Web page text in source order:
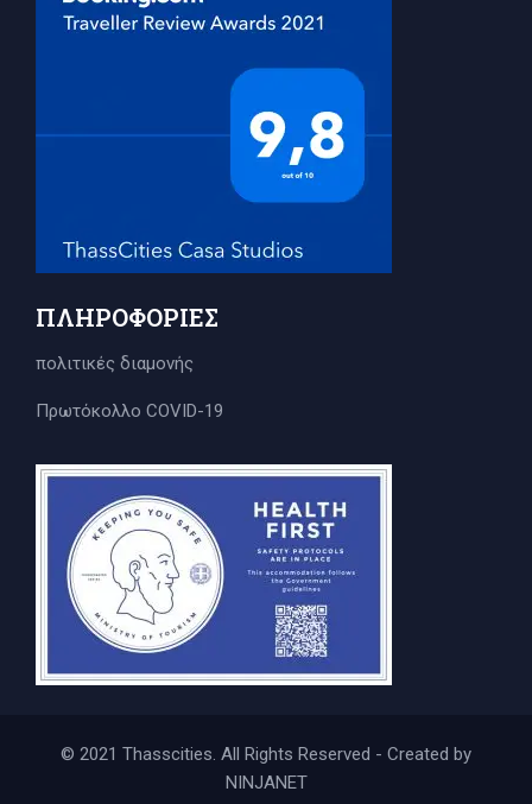
ΠΛΗΡΟΦΟΡΊΕΣ
πολιτικές διαμονής
Πρωτόκολλο COVID-19
© 2021 Thasscities. All Rights Reserved - Created by
NINJANET